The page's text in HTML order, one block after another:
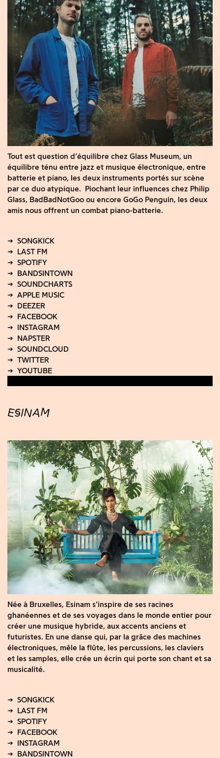
Tout est question d’équilibre chez Glass Museum, un
équilibre ténu entre jazz et musique électronique, entre
batterie et piano, les deux instruments portés sur scène
par ce duo atypique. Piochant leur influences chez Philip
Glass, BadBadNotGoo ou encore GoGo Penguin, les deux
amis nous offrent un combat piano-batterie.
ESINAM
Née à Bruxelles, Esinam s’inspire de ses racines
ghanéennes et de ses voyages dans le monde entier pour
créer une musique hybride, aux accents anciens et
futuristes. En une danse qui, par la grâce des machines
électroniques, mêle la flûte, les percussions, les claviers
et les samples, elle crée un écrin qui porte son chant et sa
musicalité.